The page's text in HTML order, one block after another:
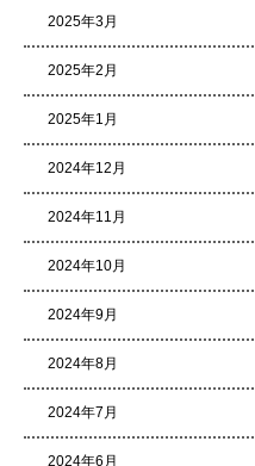
2025年3月
2025年2月
2025年1月
2024年12月
2024年11月
2024年10月
2024年9月
2024年8月
2024年7月
2024年6月